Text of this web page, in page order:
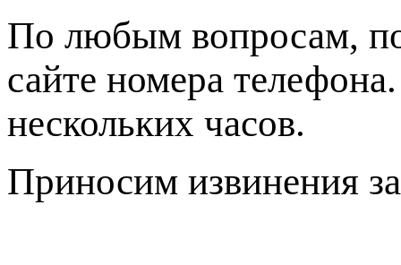
По любым вопросам,
сайте номера
нескольких часов.
Приносим извинения